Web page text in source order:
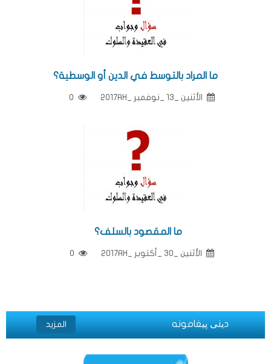
ما المراد بالتوسط في الدين أو الوسطية؟
الأثنين _13 _نوفمبر _2017AH 0
ما المقصود بالسلف؟
الأثنين _30 _أكتوبر _2017AH 0
دینی پیغامونه المزيد